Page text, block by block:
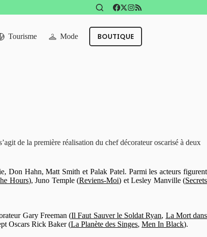
Tourisme Mode BOUTIQUE
de la première réalisation du chef décorateur oscarisé à deux
Don Hahn, Matt Smith et Palak Patel. Parmi les acteurs figurent
Hours), Juno Temple (Reviens-Moi) et Lesley Manville (Secrets
Gary Freeman (Il Faut Sauver le Soldat Ryan, La Mort dans
Oscars Rick Baker (La Planète des Singes, Men In Black).